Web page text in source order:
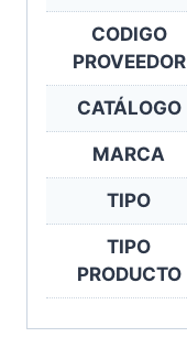
CODIGO
PROVEEDOR
CATÁLOGO
MARCA
TIPO
TIPO
PRODUCTO